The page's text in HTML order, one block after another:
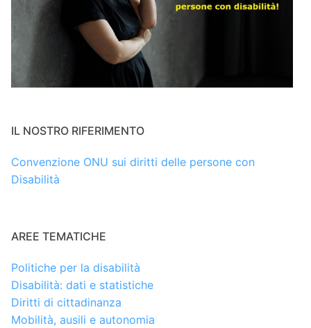
IL NOSTRO RIFERIMENTO
Convenzione ONU sui diritti delle persone con
Disabilità
AREE TEMATICHE
Politiche per la disabilità
Disabilità: dati e statistiche
Diritti di cittadinanza
Mobilità, ausili e autonomia